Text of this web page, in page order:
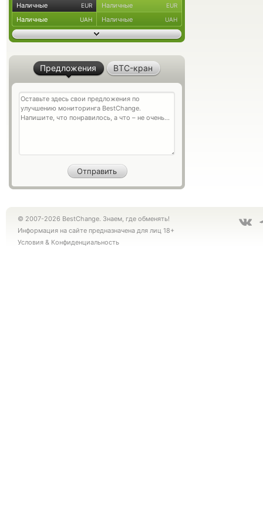
Наличные EUR Наличные EUR
Наличные UAH Наличные UAH
Предложения BTC-кран
© 2007-2026 BestChange. Знаем, где обменять!
Информация на сайте предназначена для лиц 18+
Условия & Конфиденциальность